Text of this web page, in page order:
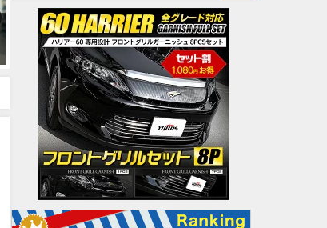
【悲報】お前ら、このレベルの
車すら買えないｗｗｗｗｗｗｗ
ｗｗｗｗｗｗｗｗｗｗｗｗｗｗ
ｗｗｗｗｗｗｗｗｗｗｗｗｗｗ
ｗｗｗｗ
2019-03-26
車のバッテリー上がったわ
2025-11-30